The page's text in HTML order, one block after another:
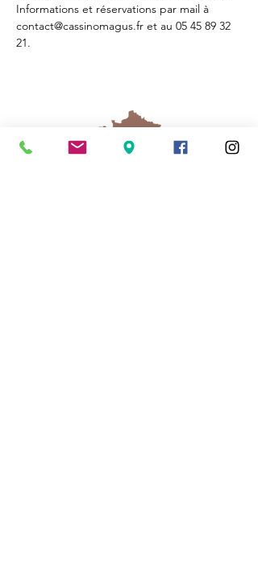
Informations et réservations par mail à
contact@cassinomagus.fr et au 05 45 89 32
21.